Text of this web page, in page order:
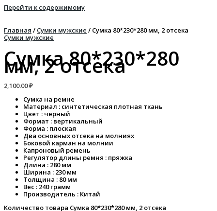
Перейти к содержимому
Главная / Сумки мужские / Сумка 80*230*280 мм, 2 отсека
Сумки мужские
Сумка 80*230*280
мм, 2 отсека
2,100.00₽
Сумка на ремне
Материал : синтетическая плотная ткань
Цвет : черный
Формат : вертикальный
Форма : плоская
Два основных отсека на молниях
Боковой карман на молнии
Капроновый ремень
Регулятор длины ремня : пряжка
Длина : 280 мм
Ширина : 230 мм
Толщина : 80 мм
Вес : 240 грамм
Производитель : Китай
Количество товара Сумка 80*230*280 мм, 2 отсека